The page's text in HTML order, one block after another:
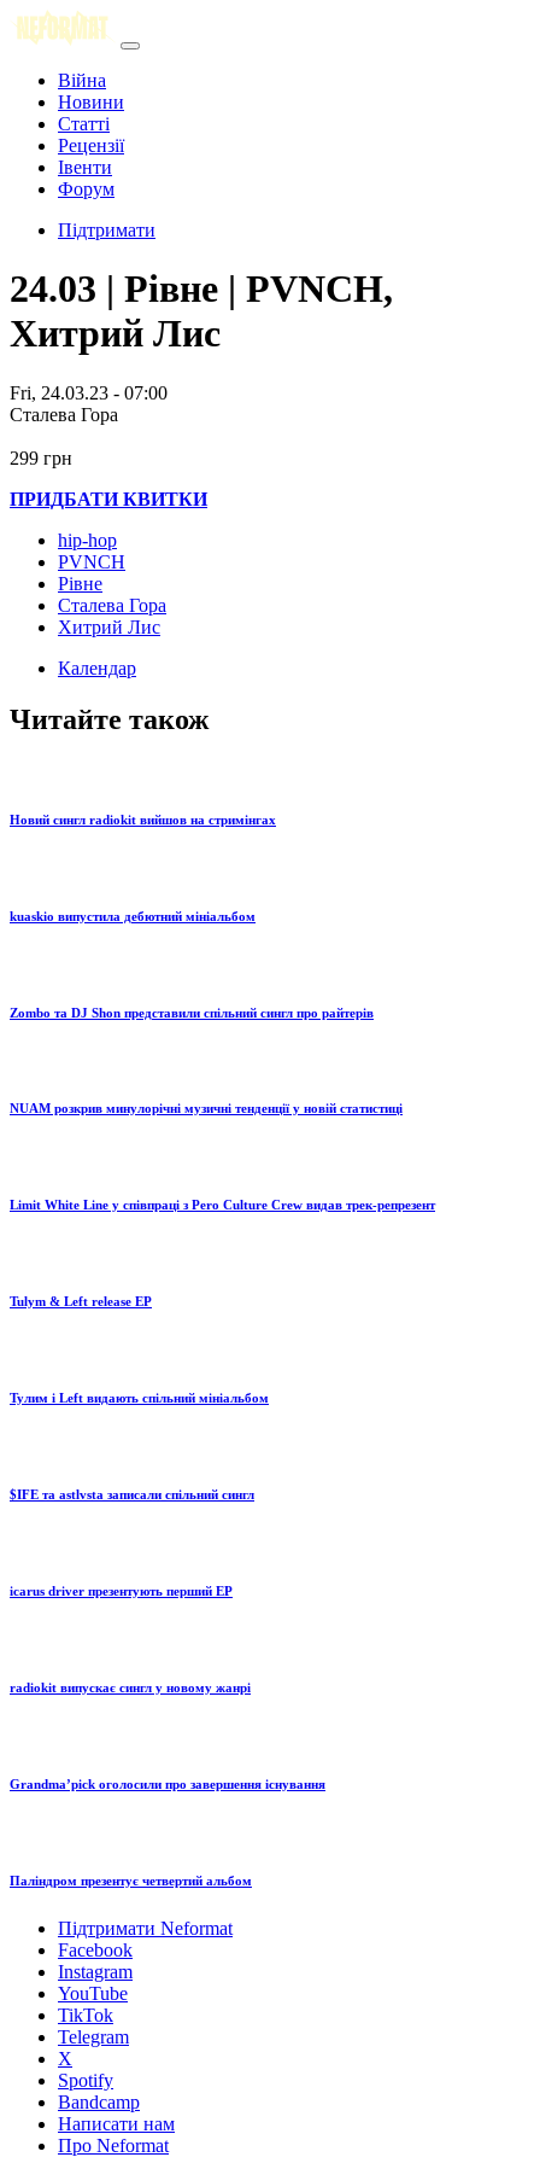
Війна
Новини
Статті
Рецензії
Івенти
Форум
Підтримати
24.03 | Рівне | PVNCH,
Хитрий Лис
Fri, 24.03.23 - 07:00
Сталева Гора
299 грн
ПРИДБАТИ КВИТКИ
hip-hop
PVNCH
Рівне
Сталева Гора
Хитрий Лис
Календар
Читайте також
Новий сингл radiokit вийшов на стримінгах
kuaskio випустила дебютний мініальбом
Zombo та DJ Shon представили спільний сингл про райтерів
NUAM розкрив минулорічні музичні тенденції у новій статистиці
Limit White Line у співпраці з Pero Culture Crew видав трек-репрезент
Tulym & Left release EP
Тулим і Left видають спільний мініальбом
$IFE та astlvsta записали спільний сингл
icarus driver презентують перший EP
radiokit випускає сингл у новому жанрі
Grandma’pick оголосили про завершення існування
Паліндром презентує четвертий альбом
Підтримати Neformat
Facebook
Instagram
YouTube
TikTok
Telegram
X
Spotify
Bandcamp
Написати нам
Про Neformat